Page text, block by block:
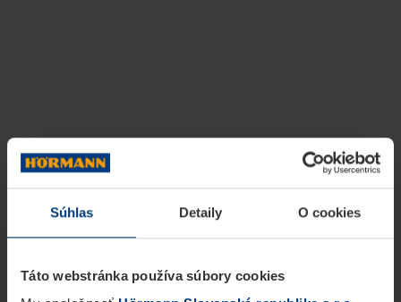
Súhlas Detaily O cookies
Táto webstránka používa súbory cookies